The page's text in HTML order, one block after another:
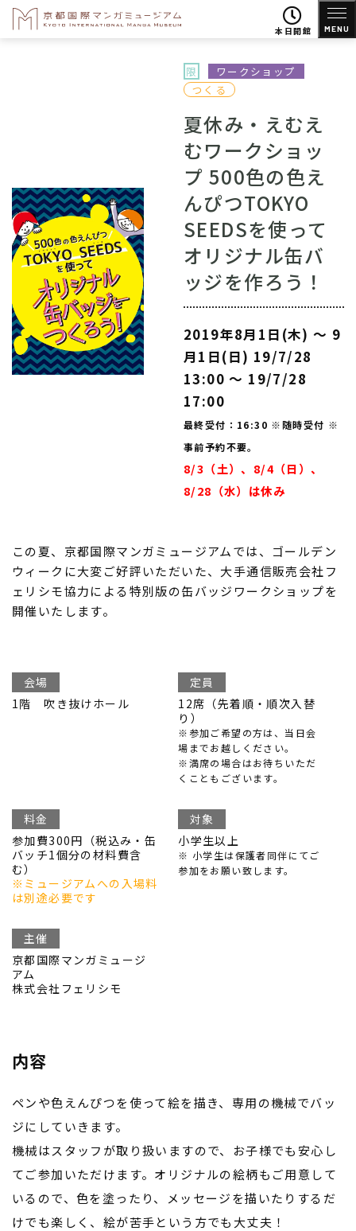
本日開館 MENU
限
ワークショップ
つくる
夏休み・えむえ
むワークショッ
プ 500色の色え
んぴつTOKYO
SEEDSを使って
オリジナル缶バ
ッジを作ろう！
2019年8月1日(木) 〜 9
月1日(日) 19/7/28
13:00 〜 19/7/28
17:00
最終受付：16:30 ※随時受付 ※
事前予約不要。
8/3（土）、8/4（日）、
8/28（水）は休み
この夏、京都国際マンガミュージアムでは、ゴールデン
ウィークに大変ご好評いただいた、大手通信販売会社フ
ェリシモ協力による特別版の缶バッジワークショップを
開催いたします。
会場
1階 吹き抜けホール
定員
12席（先着順・順次入替
り）
※参加ご希望の方は、当日会
場までお越しください。
※満席の場合はお待ちいただ
くこともございます。
料金
参加費300円（税込み・缶
バッチ1個分の材料費含
む）
※ミュージアムへの入場料
は別途必要です
対象
小学生以上
※ 小学生は保護者同伴にてご
参加をお願い致します。
主催
京都国際マンガミュージ
アム
株式会社フェリシモ
内容
ペンや色えんぴつを使って絵を描き、専用の機械でバッ
ジにしていきます。
機械はスタッフが取り扱いますので、お子様でも安心し
てご参加いただけます。オリジナルの絵柄もご用意して
いるので、色を塗ったり、メッセージを描いたりするだ
けでも楽しく、絵が苦手という方でも大丈夫！